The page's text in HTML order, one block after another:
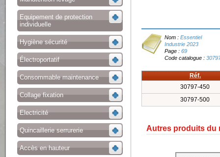
Equipement de protection
individuelle
Hygiène sécurité
Électroportatif
Consommable maintenance
Collage fixation
Electricité
Quincaillerie serrurerie
Accès en hauteur
Nom :Essentiel
Industrie 2023
Page :69
Code catalogue :
Réf.
30797-450
30797-500
Autres produits du